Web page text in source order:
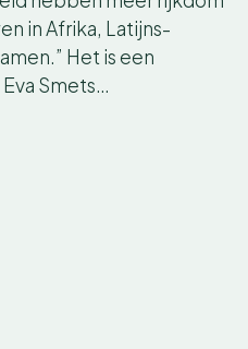
in Afrika, Latijns-
Het is een
Smets…